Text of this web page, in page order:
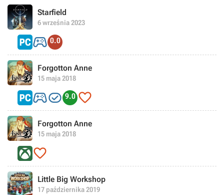
Starfield
6 września 2023
 0.0
Forgotton Anne
15 maja 2018
 9.0 
Forgotton Anne
15 maja 2018

Little Big Workshop
17 października 2019